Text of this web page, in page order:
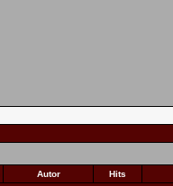
Autor Hits